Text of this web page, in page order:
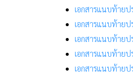
เอกสารแนบท้ายป
เอกสารแนบท้ายป
เอกสารแนบท้าย
เอกสารแนบท้าย
เอกสารแนบท้าย